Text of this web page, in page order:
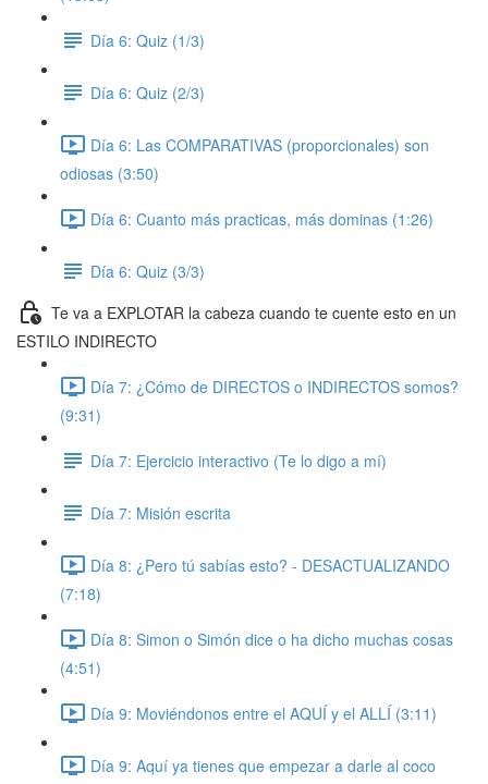
Día 6: Quiz (1/3)
Día 6: Quiz (2/3)
Día 6: Las COMPARATIVAS (proporcionales) son
odiosas (3:50)
Día 6: Cuanto más practicas, más dominas (1:26)
Día 6: Quiz (3/3)
Te va a EXPLOTAR la cabeza cuando te cuente esto en un
ESTILO INDIRECTO
Día 7: ¿Cómo de DIRECTOS o INDIRECTOS somos?
(9:31)
Día 7: Ejercicio interactivo (Te lo digo a mí)
Día 7: Misión escrita
Día 8: ¿Pero tú sabías esto? - DESACTUALIZANDO
(7:18)
Día 8: Simon o Simón dice o ha dicho muchas cosas
(4:51)
Día 9: Moviéndonos entre el AQUÍ y el ALLÍ (3:11)
Día 9: Aquí ya tienes que empezar a darle al coco